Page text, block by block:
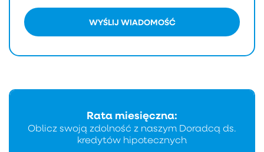
WYŚLIJ WIADOMOŚĆ
Rata miesięczna:
Oblicz swoją zdolność z naszym Doradcą ds.
kredytów hipotecznych